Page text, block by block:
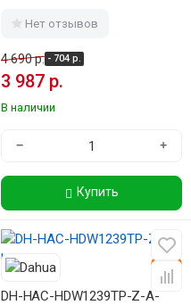
Нет отзывов
4 690 р. - 704 р.
3 987 р.
В наличии
− +
Купить
DH-HAC-HDW1239TP-Z-A-